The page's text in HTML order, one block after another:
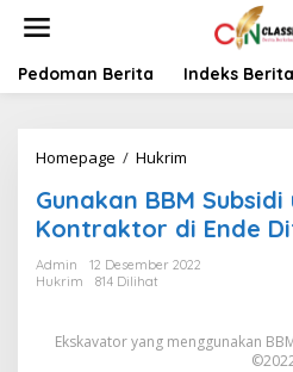
t
Pedoman Berita Indeks Berita
Homepage / Hukrim
n
a
k
a
M
Gunakan BBM
Kontraktor di Ende
Admin
12 Desember 2022
Hukrim
814 Dilihat
Ekskavator yang menggunakan